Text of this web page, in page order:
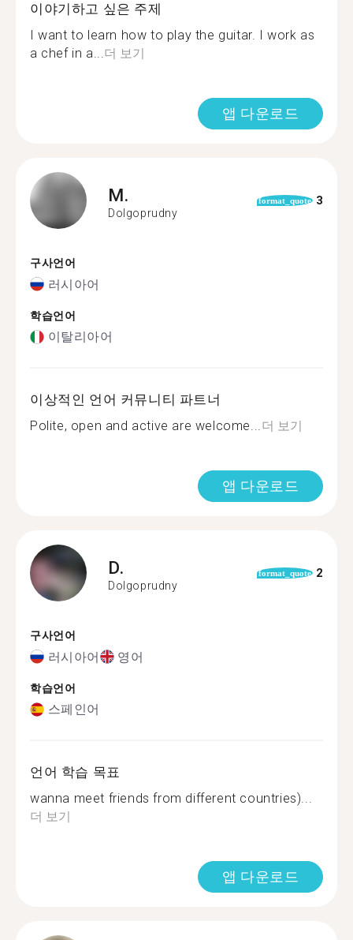
이야기하고 싶은 주제
I want to learn how to play the guitar. I work as
a chef in a...더 보기
앱 다운로드
M.
Dolgoprudny
format_quote 3
구사언어
러시아어
학습언어
이탈리아어
이상적인 언어 커뮤니티 파트너
Polite, open and active are welcome...더 보기
앱 다운로드
D.
Dolgoprudny
format_quote 2
구사언어
러시아어 영어
학습언어
스페인어
언어 학습 목표
wanna meet friends from different countries)...
더 보기
앱 다운로드